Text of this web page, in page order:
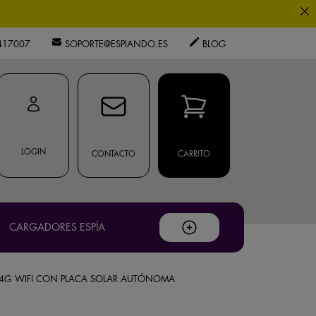
SOPORTE@ESPIANDO.ES BLOG
LOGIN CONTACTO CARRITO
CARGADORES ESPÍA
WIFI CON PLACA SOLAR AUTÓNOMA
expertos.